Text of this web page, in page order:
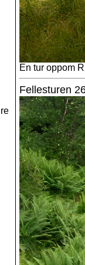
En tur oppom
Fellesturen